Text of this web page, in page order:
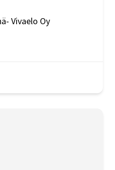
Vivaelo Oy